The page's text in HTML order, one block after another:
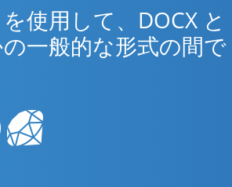
使用して、DOCX と
一般的な形式の間で